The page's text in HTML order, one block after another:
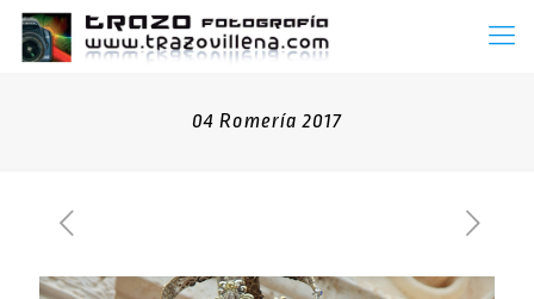
04 Romería 2017